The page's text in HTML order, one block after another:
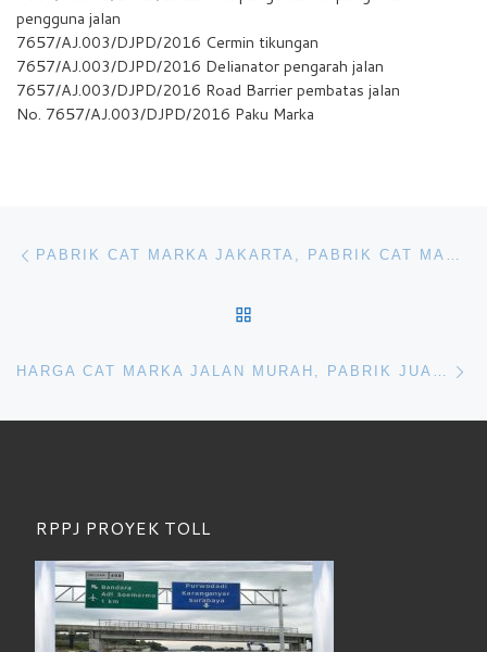
pengguna jalan
7657/AJ.003/DJPD/2016 Cermin tikungan
7657/AJ.003/DJPD/2016 Delianator pengarah jalan
7657/AJ.003/DJPD/2016 Road Barrier pembatas jalan
No. 7657/AJ.003/DJPD/2016 Paku Marka
Navigasi pos PABRIK CAT MARKA JAKARTA, PABRIK CAT MARKA JALAN JAKARTA, PABRIK CAT MARKA JALAN PAPUA
HARGA CAT MARKA JALAN MURAH, PABRIK JUAL CAT MARKA MURAH, HARGA CAT MARKA JALAN JAKARTA
RPPJ PROYEK TOLL